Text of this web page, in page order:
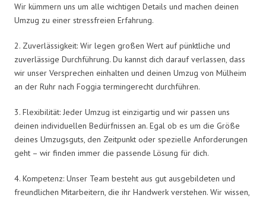
Wir kümmern uns um alle wichtigen Details und machen deinen
Umzug zu einer stressfreien Erfahrung.
2. Zuverlässigkeit: Wir legen großen Wert auf pünktliche und
zuverlässige Durchführung. Du kannst dich darauf verlassen, dass
wir unser Versprechen einhalten und deinen Umzug von Mülheim
an der Ruhr nach Foggia termingerecht durchführen.
3. Flexibilität: Jeder Umzug ist einzigartig und wir passen uns
deinen individuellen Bedürfnissen an. Egal ob es um die Größe
deines Umzugsguts, den Zeitpunkt oder spezielle Anforderungen
geht – wir finden immer die passende Lösung für dich.
4. Kompetenz: Unser Team besteht aus gut ausgebildeten und
freundlichen Mitarbeitern, die ihr Handwerk verstehen. Wir wissen,